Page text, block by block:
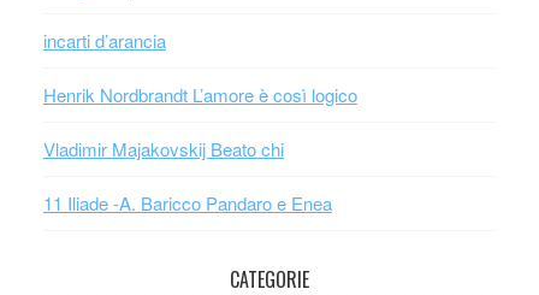
incarti d’arancia
Henrik Nordbrandt L’amore è così logico
Vladimir Majakovskij Beato chi
11 Iliade -A. Baricco Pandaro e Enea
CATEGORIE